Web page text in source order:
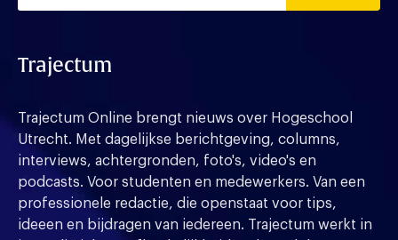
Trajectum
Trajectum Online brengt nieuws over Hogeschool
Utrecht. Met dagelijkse berichtgeving, columns,
interviews, achtergronden, foto's, video's en
podcasts. Voor studenten en medewerkers. Van een
professionele redactie, die openstaat voor tips,
ideeen en bijdragen van iedereen. Trajectum werkt in